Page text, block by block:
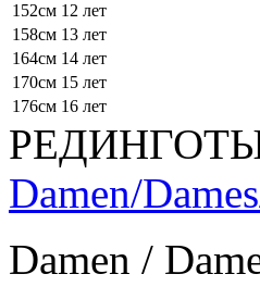
152см 12 лет
158см 13 лет
164см 14 лет
170см 15 лет
176см 16 лет
Damen/
Damen /